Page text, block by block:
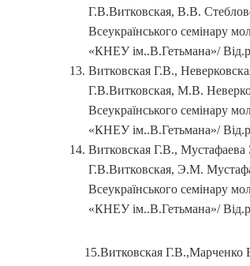
Г.В.Витковская, В.В.
Всеукраїнського семінару
«КНЕУ ім..В.Гетьмана»/
Витковская Г.В.,
Г.В.Витковская, М.В.
Всеукраїнського семінару
«КНЕУ ім..В.Гетьмана»/
Витковская Г.В., Мустафаева
Г.В.Витковская, Э.М.
Всеукраїнського семінару
«КНЕУ ім..В.Гетьмана»/
15.Витковская Г.В.,Марченко